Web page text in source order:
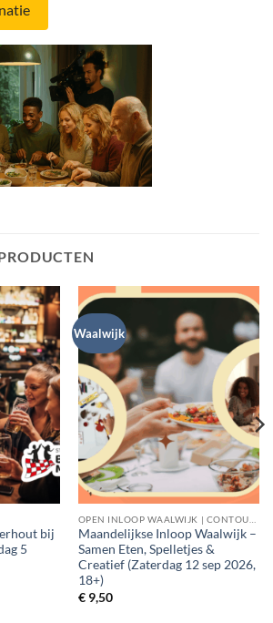
bij
5
Waalwijk
Maandelijkse Inloop Waalwijk –
Samen Eten, Spelletjes &
Creatief (Zaterdag 12 sep 2026,
18+)
€9,50